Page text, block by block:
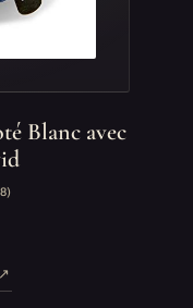
Blanc avec